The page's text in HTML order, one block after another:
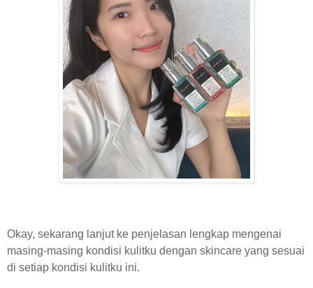
Okay, sekarang lanjut ke penjelasan lengkap mengenai
masing-masing kondisi kulitku dengan skincare yang sesuai
di setiap kondisi kulitku ini.